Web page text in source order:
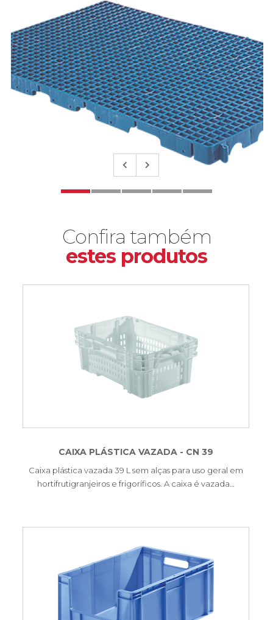
Confira também
estes produtos
CAIXA PLÁSTICA VAZADA - CN 39
Caixa plástica vazada 39 L sem alças para uso geral em
hortifrutigranjeiros e frigoríficos. A caixa é vazada…